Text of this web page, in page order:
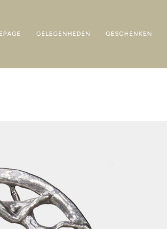
GELEGENHEDEN GESCHENKEN